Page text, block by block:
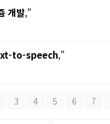
개발,"
to-speech,"
3 4 5 6 7